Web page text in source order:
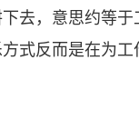
，意思约等于
式反而是在为工